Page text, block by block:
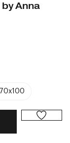
Anna
70x100